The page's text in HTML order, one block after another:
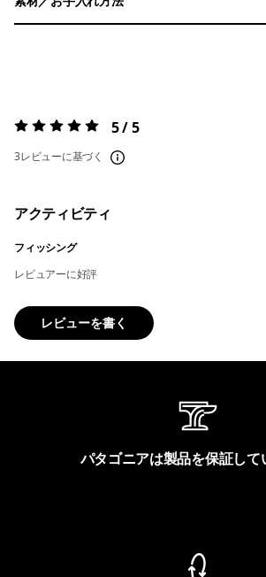
評価:5 / 5 5 / 5
3レビューに基づく
アクティビティ
フィッシング
レビュアーに好評
レビューを書く
パタゴニアは製品を保証して